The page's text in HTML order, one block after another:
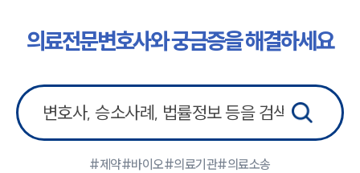
의료전문변호사와 궁금증을 해결하세요
#제약#바이오#의료기관#의료소송